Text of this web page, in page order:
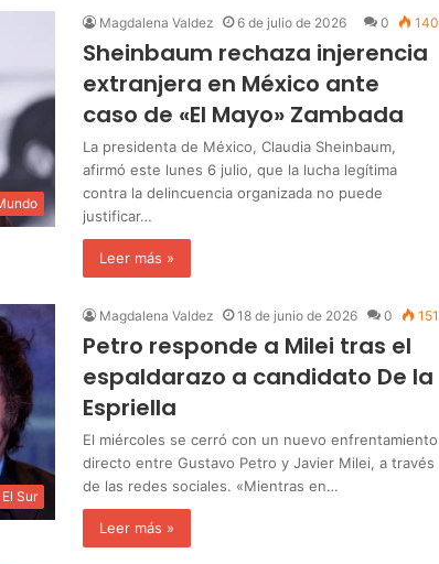
Magdalena Valdez 6 de julio de 2026 0 140
Sheinbaum rechaza injerencia
extranjera en México ante
caso de «El Mayo» Zambada
La presidenta de México, Claudia Sheinbaum,
afirmó este lunes 6 julio, que la lucha legítima
contra la delincuencia organizada no puede
justificar…
Leer más »
El Sur
Magdalena Valdez 18 de junio de 2026 0 151
Petro responde a Milei tras el
espaldarazo a candidato De la
Espriella
El miércoles se cerró con un nuevo enfrentamiento
directo entre Gustavo Petro y Javier Milei, a través
de las redes sociales. «Mientras en…
Leer más »